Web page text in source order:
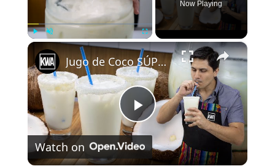
Unmute
Now Playing
×
P
Jugo de Coco SÚPER REFRESCANTE | Receta fácil | KWA
Watch on